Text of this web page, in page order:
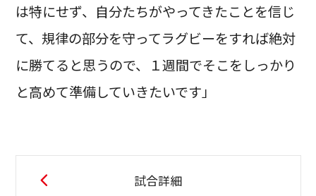
は特にせず、自分たちがやってきたことを信じ
て、規律の部分を守ってラグビーをすれば絶対
に勝てると思うので、１週間でそこをしっかり
と高めて準備していきたいです」
試合詳細